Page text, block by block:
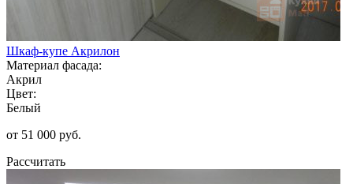
Шкаф-купе Акрилон
Материал фасада:
Акрил
Цвет:
Белый
от 51 000 руб.
Рассчитать